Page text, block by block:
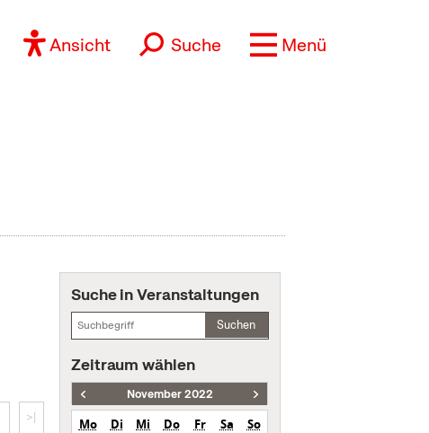
Ansicht Suche Menü
>|
Suche in Veranstaltungen
Suchen
Zeitraum wählen
November 2022
Mo Di Mi Do Fr Sa
So